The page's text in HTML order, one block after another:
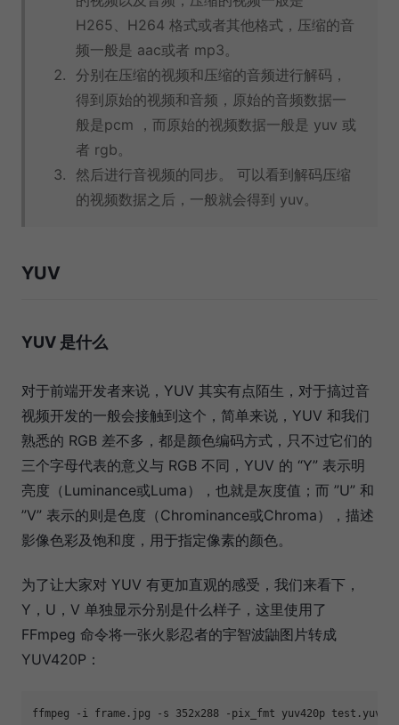
H265、H264 格式或者其他格式，压缩的音
频一般是 aac或者 mp3。
分别在压缩的视频和压缩的音频进行解码，
得到原始的视频和音频，原始的音频数据一
般是pcm ，而原始的视频数据一般是 yuv 或
者 rgb。
然后进行音视频的同步。 可以看到解码压缩
的视频数据之后，一般就会得到 yuv。
YUV
YUV 是什么
对于前端开发者来说，YUV 其实有点陌生，对于搞过音
视频开发的一般会接触到这个，简单来说，YUV 和我们
熟悉的 RGB 差不多，都是颜色编码方式，只不过它们的
三个字母代表的意义与 RGB 不同，YUV 的 “Y” 表示明
亮度（Luminance或Luma），也就是灰度值；而 ”U” 和
”V” 表示的则是色度（Chrominance或Chroma），描述
影像色彩及饱和度，用于指定像素的颜色。
为了让大家对 YUV 有更加直观的感受，我们来看下，
Y，U，V 单独显示分别是什么样子，这里使用了
FFmpeg 命令将一张火影忍者的宇智波鼬图片转成
YUV420P：
ffmpeg -i frame.jpg -s